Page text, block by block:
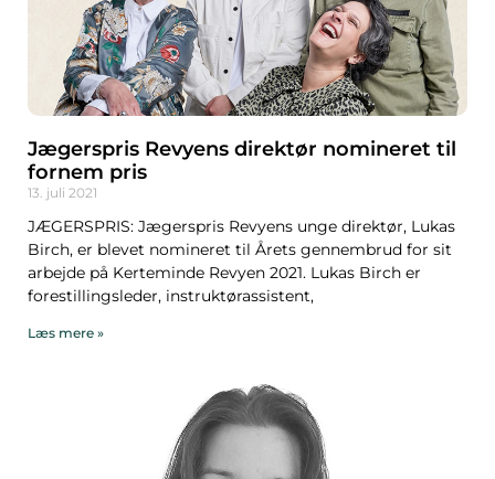
Jægerspris Revyens direktør nomineret til
fornem pris
13. juli 2021
JÆGERSPRIS: Jægerspris Revyens unge direktør, Lukas
Birch, er blevet nomineret til Årets gennembrud for sit
arbejde på Kerteminde Revyen 2021. Lukas Birch er
forestillingsleder, instruktørassistent,
Læs mere »